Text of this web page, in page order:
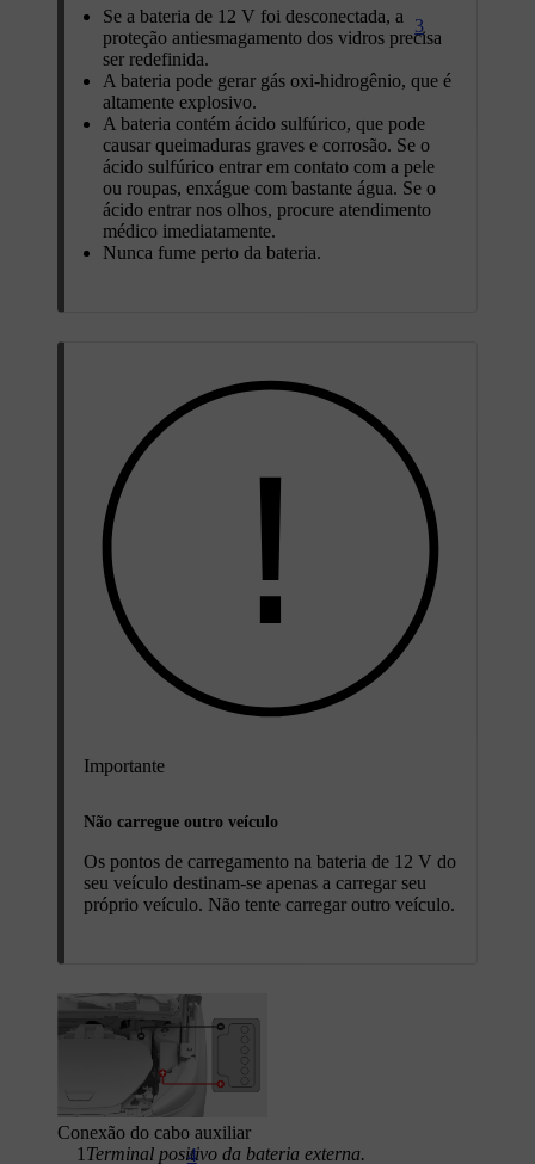
Se a bateria de 12 V foi desconectada, a
proteção antiesmagamento dos vidros precisa
ser redefinida.
A bateria pode gerar gás oxi-hidrogênio, que é
altamente explosivo.
A bateria contém ácido sulfúrico, que pode
causar queimaduras graves e corrosão. Se o
ácido sulfúrico entrar em contato com a pele
ou roupas, enxágue com bastante água. Se o
ácido entrar nos olhos, procure atendimento
médico imediatamente.
Nunca fume perto da bateria.
Importante
Não carregue outro veículo
Os pontos de carregamento na bateria de 12 V do
seu veículo destinam-se apenas a carregar seu
próprio veículo. Não tente carregar outro veículo.
3
4
Conexão do cabo auxiliar
1 Terminal positivo da bateria externa.